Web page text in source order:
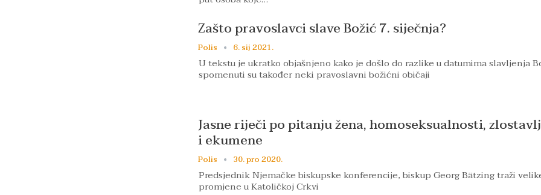
Zašto pravoslavci slave Božić 7. siječnja?
Polis 6. sij 2021.
U tekstu je ukratko objašnjeno kako je došlo do razlike u datumima slavljenja
spomenuti su također neki pravoslavni božićni običaji
Jasne riječi po pitanju žena, homoseksualnosti,
i ekumene
Polis 30. pro 2020.
Predsjednik Njemačke biskupske konferencije, biskup Georg Bätzing traži
promjene u Katoličkoj Crkvi